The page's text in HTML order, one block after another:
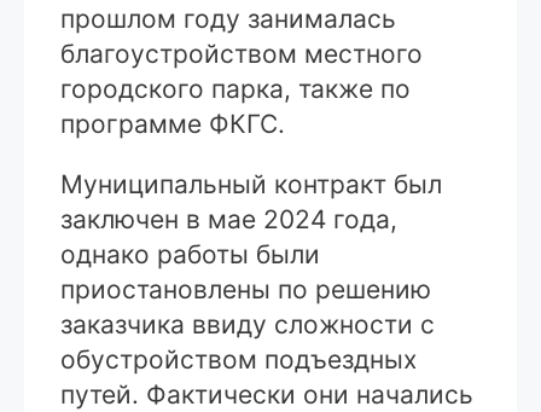
прошлом году занималась
благоустройством местного
городского парка, также по
программе ФКГС.
Муниципальный контракт был
заключен в мае 2024 года,
однако работы были
приостановлены по решению
заказчика ввиду сложности с
обустройством подъездных
путей. Фактически они начались